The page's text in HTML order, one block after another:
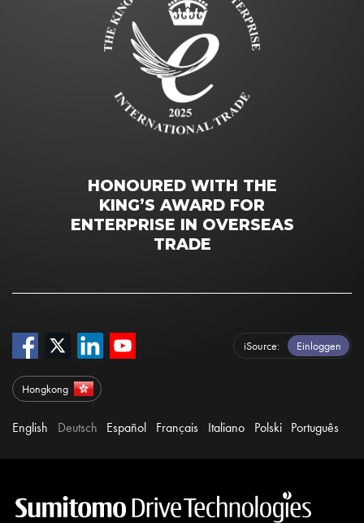
HONOURED WITH THE
KING’S AWARD FOR
ENTERPRISE IN OVERSEAS
TRADE
iSource Einloggen
Hongkong
English Deutsch Español Français Italiano Polski Português